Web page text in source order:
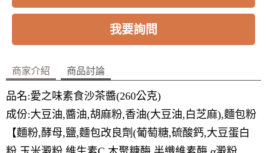
我要詢問
商家介紹 商品討論
品名:愛之味素食沙茶醬(260公克)
成份:大豆油,醬油,胡麻粉,香油(大豆油,白芝麻),麵包粉
【麵粉,酵母,鹽,麵包改良劑(葡萄糖,硫酸鈣,大豆蛋白